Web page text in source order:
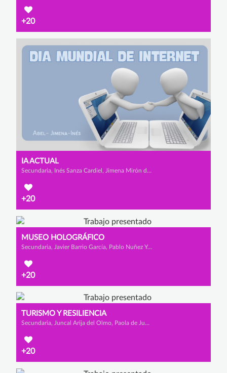
+20
IA ACTUAL
Secundaria, Inés Sanza Cardiel, Jimena Mirón de los Mozos y Abel Martínez Barriuso
+20
MUSEO HOLOGRÁFICO
Secundaria, Javier Barrio García, Pablo Nuñez Yudego y Álex Villaquirán Santamaría
+20
TURISMO Y RESILIENCIA
Secundaria, Juncal Arija del Olmo, Paola de Juan Martín y Andrea Sanza Cardiel
+20